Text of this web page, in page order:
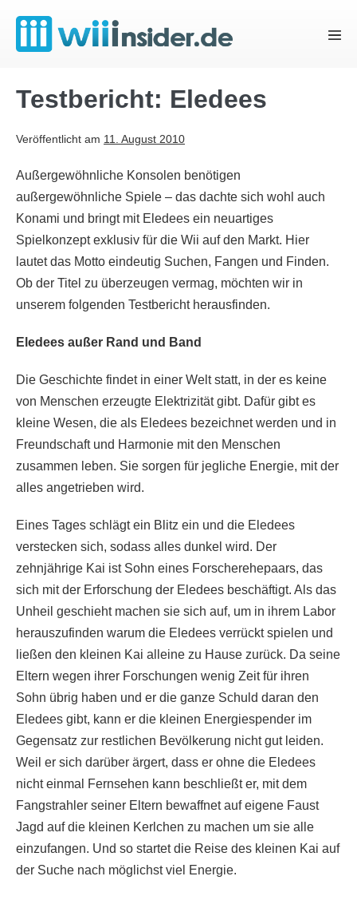
Inhalt
springen
Testbericht: Eledees
Veröffentlicht am 11. August 2010
Außergewöhnliche Konsolen benötigen
außergewöhnliche Spiele – das dachte sich wohl auch
Konami und bringt mit Eledees ein neuartiges
Spielkonzept exklusiv für die Wii auf den Markt. Hier
lautet das Motto eindeutig Suchen, Fangen und Finden.
Ob der Titel zu überzeugen vermag, möchten wir in
unserem folgenden Testbericht herausfinden.
Eledees außer Rand und Band
Die Geschichte findet in einer Welt statt, in der es keine
von Menschen erzeugte Elektrizität gibt. Dafür gibt es
kleine Wesen, die als Eledees bezeichnet werden und in
Freundschaft und Harmonie mit den Menschen
zusammen leben. Sie sorgen für jegliche Energie, mit der
alles angetrieben wird.
Eines Tages schlägt ein Blitz ein und die Eledees
verstecken sich, sodass alles dunkel wird. Der
zehnjährige Kai ist Sohn eines Forscherehepaars, das
sich mit der Erforschung der Eledees beschäftigt. Als das
Unheil geschieht machen sie sich auf, um in ihrem Labor
herauszufinden warum die Eledees verrückt spielen und
ließen den kleinen Kai alleine zu Hause zurück. Da seine
Eltern wegen ihrer Forschungen wenig Zeit für ihren
Sohn übrig haben und er die ganze Schuld daran den
Eledees gibt, kann er die kleinen Energiespender im
Gegensatz zur restlichen Bevölkerung nicht gut leiden.
Weil er sich darüber ärgert, dass er ohne die Eledees
nicht einmal Fernsehen kann beschließt er, mit dem
Fangstrahler seiner Eltern bewaffnet auf eigene Faust
Jagd auf die kleinen Kerlchen zu machen um sie alle
einzufangen. Und so startet die Reise des kleinen Kai auf
der Suche nach möglichst viel Energie.